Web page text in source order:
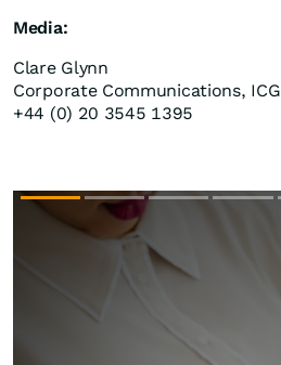
Media:
Clare Glynn
Corporate Communications, ICG
+44 (0) 20 3545 1395